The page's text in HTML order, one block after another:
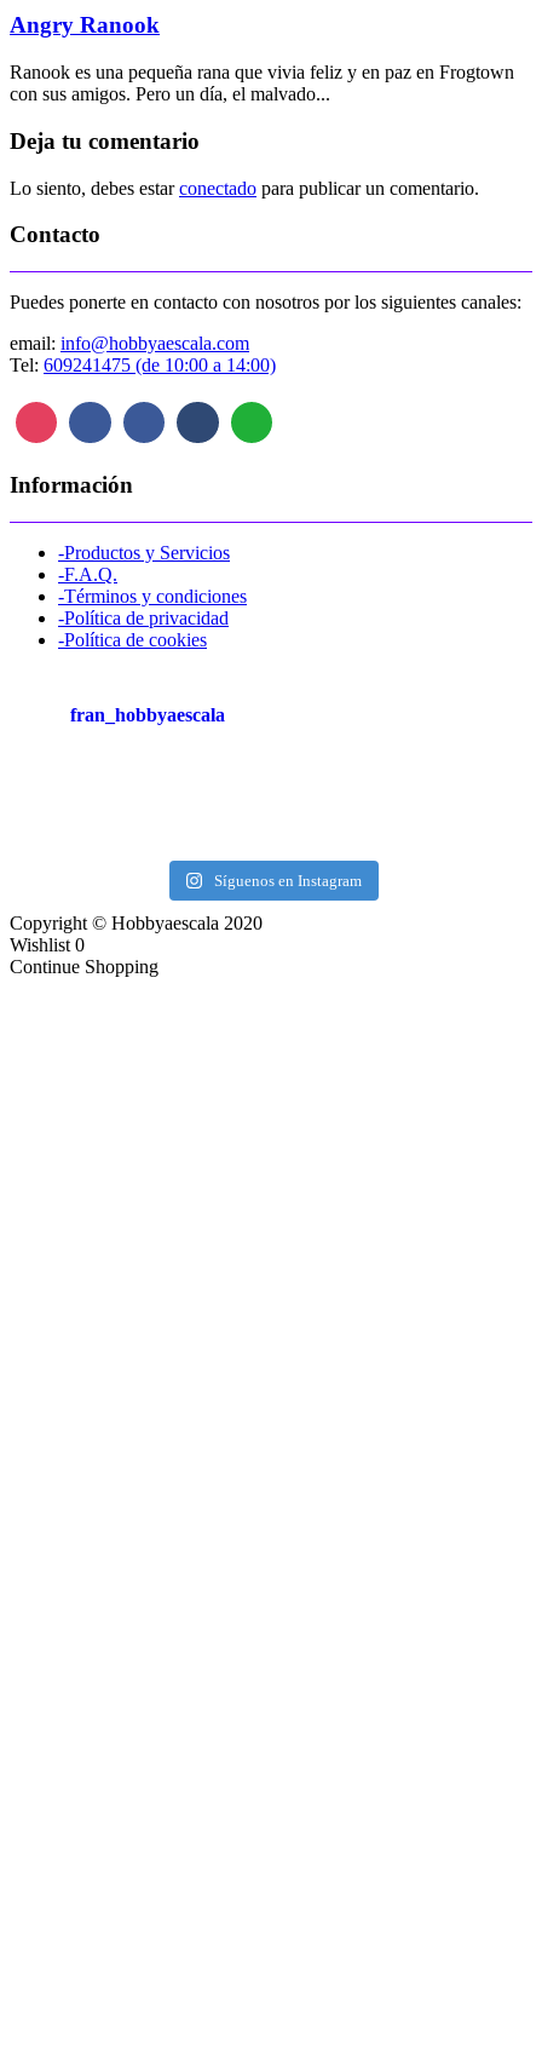
Angry Ranook
Ranook es una pequeña rana que vivia feliz y en paz en Frogtown
con sus amigos. Pero un día, el malvado...
Deja tu comentario
Lo siento, debes estarconectado para publicar un comentario.
Contacto
Puedes ponerte en contacto con nosotros por los siguientes canales:
email: info@hobbyaescala.com
Tel: 609241475 (de 10:00 a 14:00)
Información
-Productos y Servicios
-F.A.Q.
-Términos y condiciones
-Política de privacidad
-Política de cookies
fran_hobbyaescala
Síguenos en Instagram
Copyright © Hobbyaescala 2020
Wishlist 0
Continue Shopping